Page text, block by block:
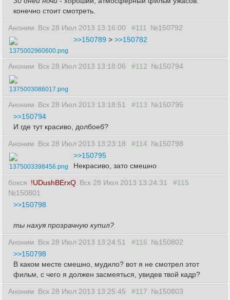
конечно стоит смотреть.
Аноним Вск 28 Июл 2013 13:16:00 #111 №150792
1375002960600.png
>>150789 > >>150782
Аноним Вск 28 Июл 2013 13:18:06 #112 №150794
1375003086017.png
Аноним Вск 28 Июл 2013 13:18:51 #113 №150795
>>150794
И где тут красиво, долбоеб?
Аноним Вск 28 Июл 2013 13:23:18 #114 №150798
1375003398456.png
>>150795
Некрасиво, зато смешно
бокся !UDushBErxQ Вск 28 Июл 2013 13:24:31
#115
№150801
>>150798
ты нахуя прозрачную купил?
Аноним Вск 28 Июл 2013 13:24:51 #116 №150802
>>150798
В каком месте смешно, мудило? вот я не смотрел этот
фильм, с чего я должен засмеяться, увидев твой кадр?
Аноним Вск 28 Июл 2013 13:25:45 #117 №150803